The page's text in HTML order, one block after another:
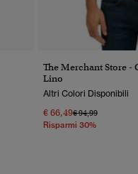
The Merchant Store -
Lino
Altri Colori Disponibili
€ 66,49Prezzo Ridotto Da
€ 94,99A
Risparmi 30%